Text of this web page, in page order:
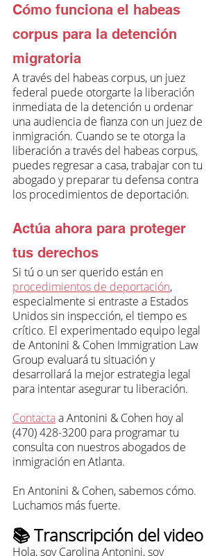
Cómo funciona el habeas
corpus para la detención
migratoria
A través del habeas corpus, un juez
federal puede otorgarte la liberación
inmediata de la detención u ordenar
una audiencia de fianza con un juez de
inmigración. Cuando se te otorga la
liberación a través del habeas corpus,
puedes regresar a casa, trabajar con tu
abogado y preparar tu defensa contra
los procedimientos de deportación.
Actúa ahora para proteger
tus derechos
Si tú o un ser querido están en
procedimientos de deportación,
especialmente si entraste a Estados
Unidos sin inspección, el tiempo es
crítico. El experimentado equipo legal
de Antonini & Cohen Immigration Law
Group evaluará tu situación y
desarrollará la mejor estrategia legal
para intentar asegurar tu liberación.
Contacta a Antonini & Cohen hoy al
(470) 428-3200 para programar tu
consulta con nuestros abogados de
inmigración en Atlanta.
En Antonini & Cohen, sabemos cómo.
Luchamos más fuerte.
📚 Transcripción del video
Hola, soy Carolina Antonini, soy